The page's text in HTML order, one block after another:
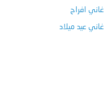
اغاني افراح
اغاني عيد ميلاد